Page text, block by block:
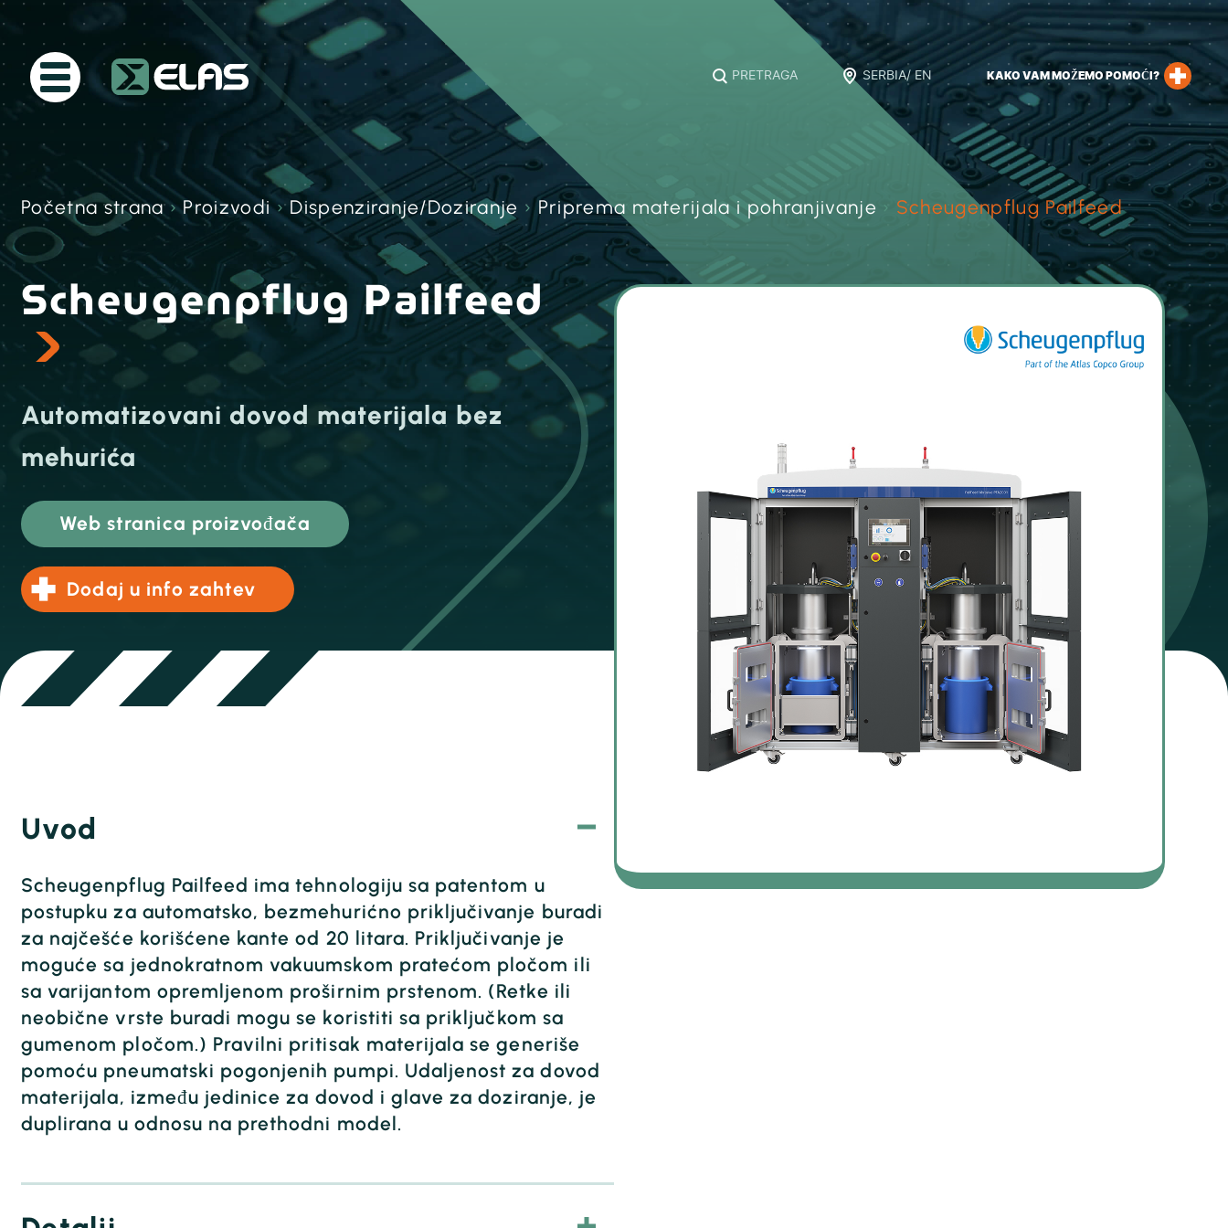
PRETRAGA SERBIA/ EN KAKO VAM MOŽEMO POMOĆI?
Početna strana›Proizvodi› Dispenziranje/Doziranje ›Priprema materijala i pohranjivanje › Scheugenpflug Pailfeed
Scheugenpflug Pailfeed
Automatizovani dovod materijala bez
mehurića
Web stranica proizvođača
Dodaj u info zahtev
Uvod
Scheugenpflug Pailfeed ima tehnologiju sa patentom u
postupku za automatsko, bezmehurićno priključivanje buradi
za najčešće korišćene kante od 20 litara. Priključivanje je
moguće sa jednokratnom vakuumskom pratećom pločom ili
sa varijantom opremljenom proširnim prstenom. (Retke ili
neobične vrste buradi mogu se koristiti sa priključkom sa
gumenom pločom.) Pravilni pritisak materijala se generiše
pomoću pneumatski pogonjenih pumpi. Udaljenost za dovod
materijala, između jedinice za dovod i glave za doziranje, je
duplirana u odnosu na prethodni model.